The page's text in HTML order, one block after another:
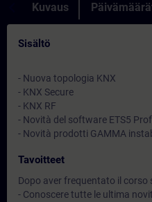
Kuvaus
Sisältö
- Nuova topologia KNX
- KNX Secure
- KNX RF
- Novità del software ETS5
- Novità prodotti GAMMA
Tavoitteet
Dopo aver frequentato il corso
- Conoscere tutte le ultima